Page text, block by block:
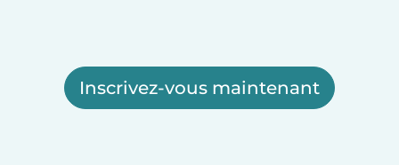
Inscrivez-vous maintenant